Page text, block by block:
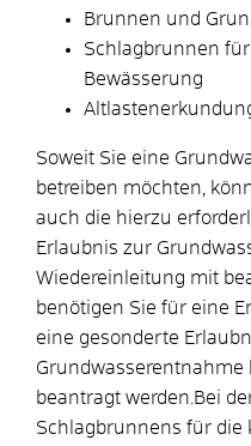
Brunnen und
Schlagbrunnen
Bewässerung
Soweit Sie eine
betreiben möchten,
auch die hierzu
Erlaubnis zur
Wiedereinleitung mit
benötigen Sie für eine
eine gesonderte
Grundwasserentnahme
beantragt werden.Bei
Schlagbrunnens für die